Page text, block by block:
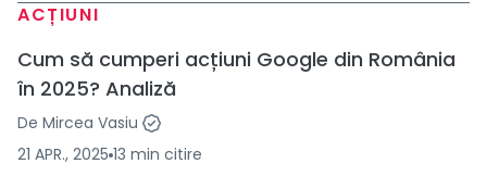
ACȚIUNI
Cum să cumperi acțiuni Google din România
în 2025? Analiză
De Mircea Vasiu
21 APR., 2025 13 min citire